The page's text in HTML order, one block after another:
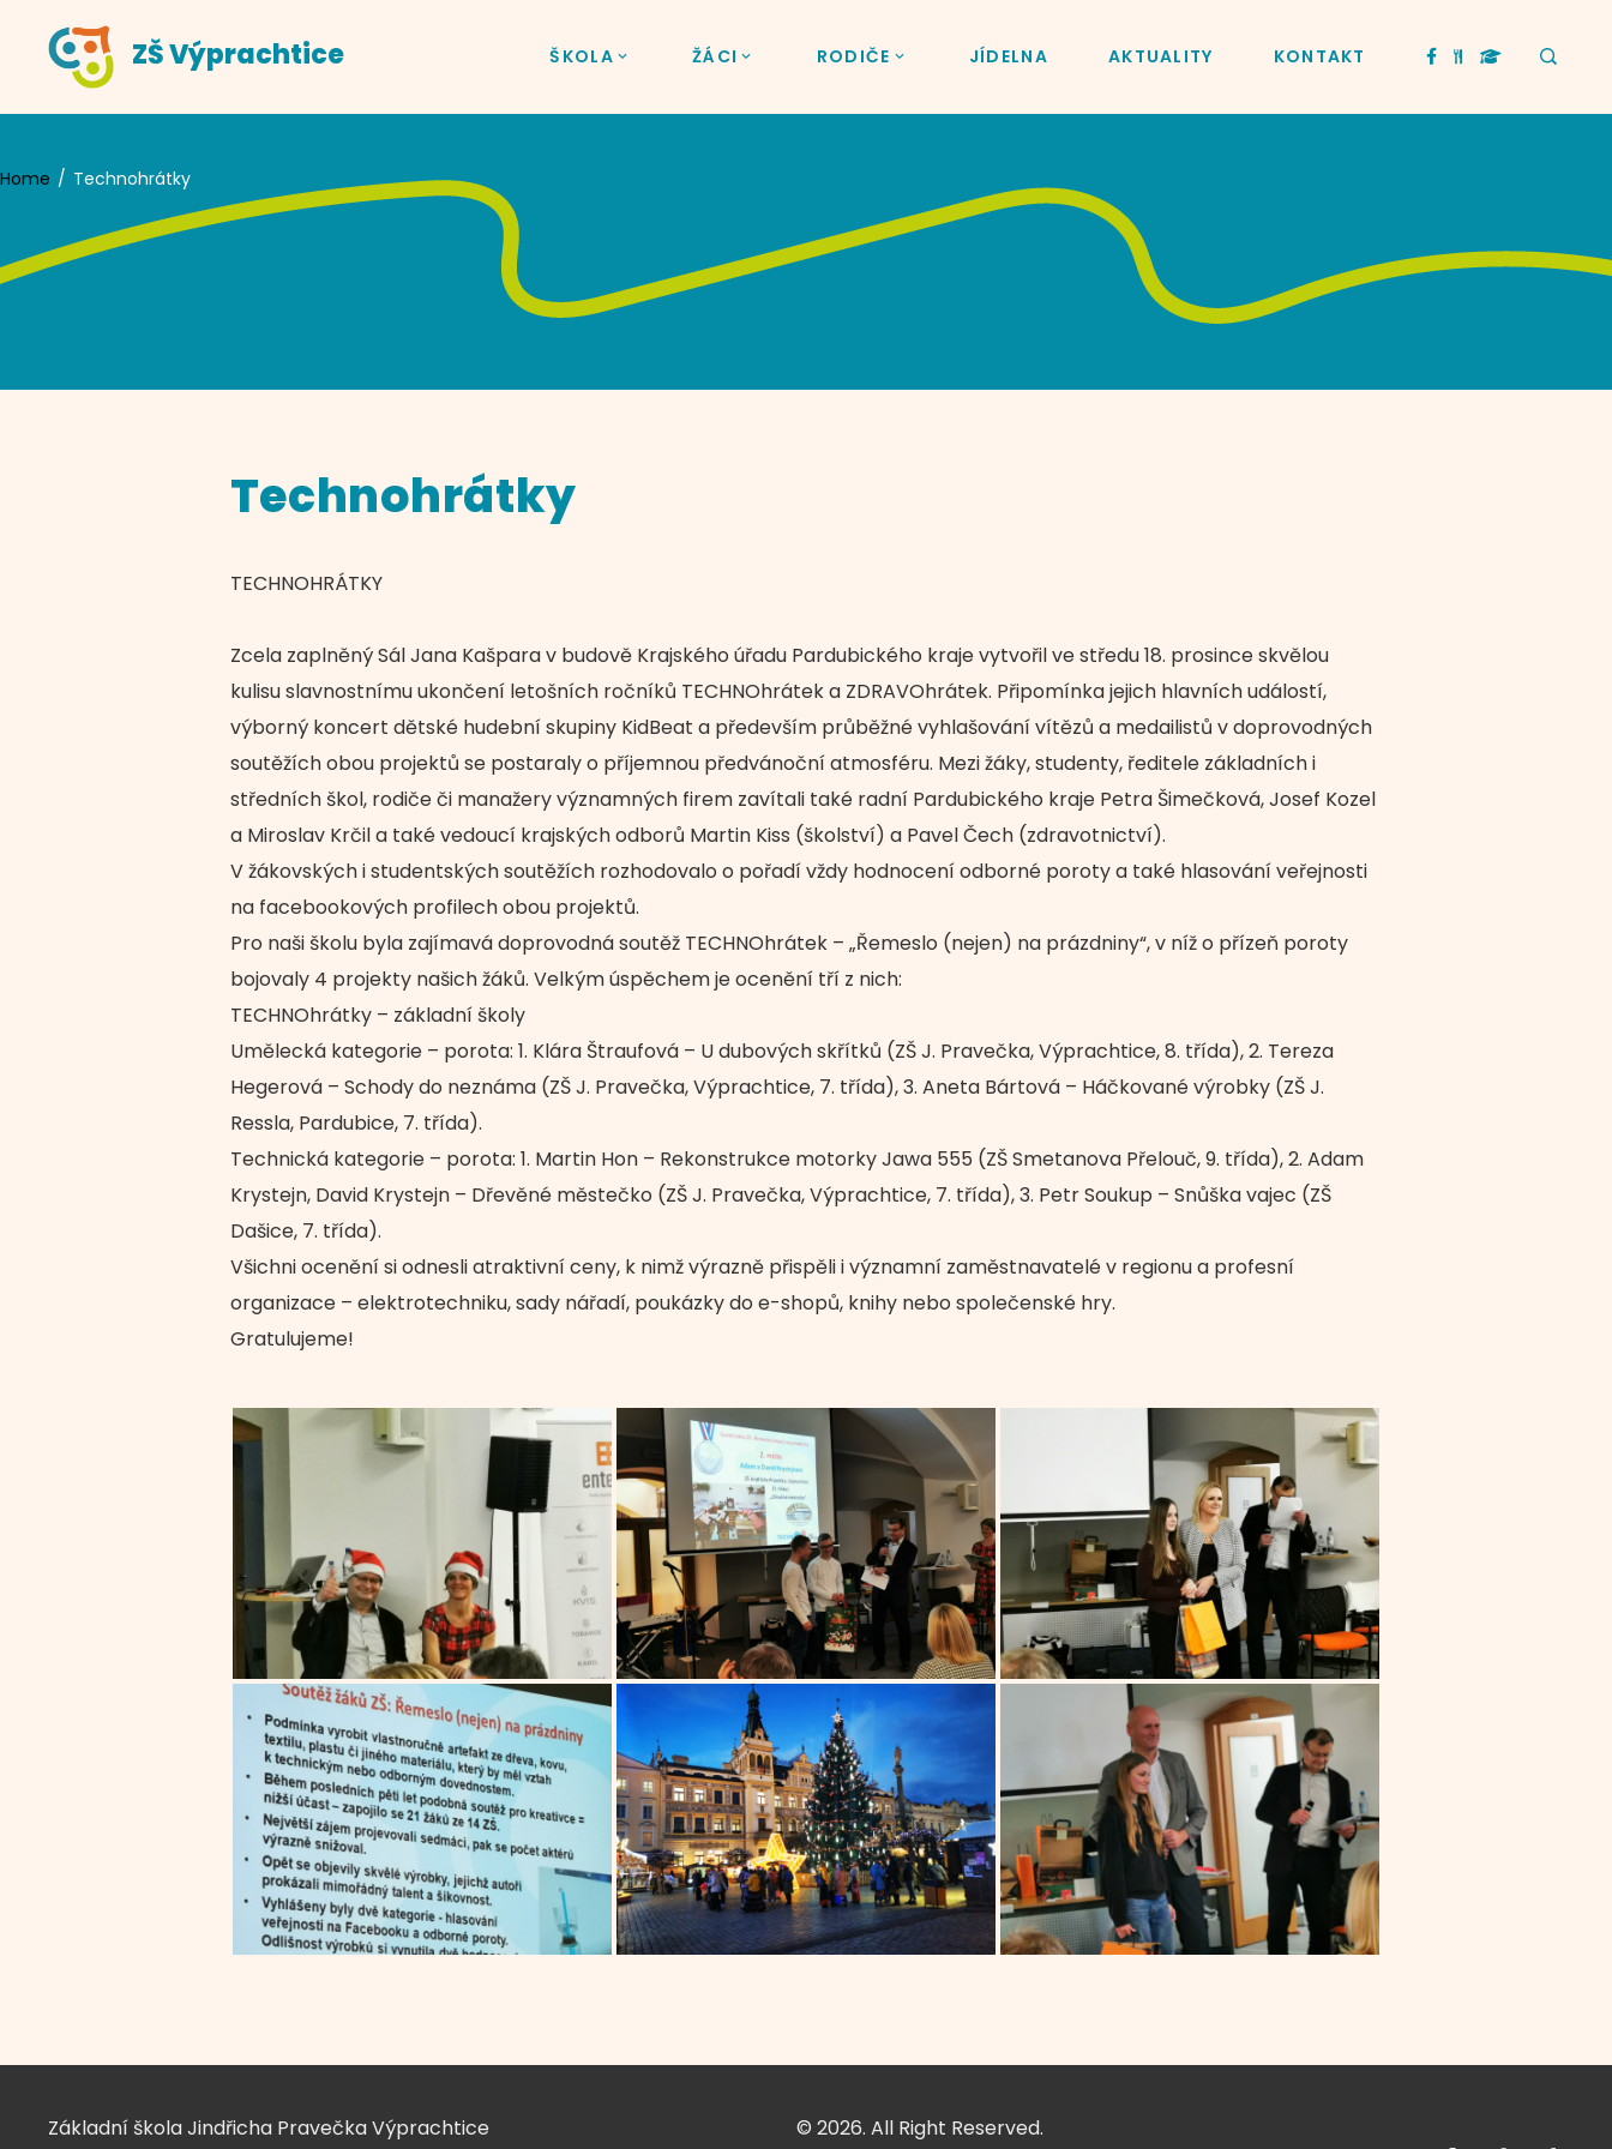
content
ZŠ Výprachtice ŠKOLA ŽÁCI RODIČE JÍDELNA AKTUALITY KONTAKT
Home Technohrátky
Technohrátky
TECHNOHRÁTKY
Zcela zaplněný Sál Jana Kašpara v budově Krajského úřadu Pardubického kraje vytvořil ve středu 18. prosince skvělou
kulisu slavnostnímu ukončení letošních ročníků TECHNOhrátek a ZDRAVOhrátek. Připomínka jejich hlavních událostí,
výborný koncert dětské hudební skupiny KidBeat a především průběžné vyhlašování vítězů a medailistů v doprovodných
soutěžích obou projektů se postaraly o příjemnou předvánoční atmosféru. Mezi žáky, studenty, ředitele základních i
středních škol, rodiče či manažery významných firem zavítali také radní Pardubického kraje Petra Šimečková, Josef Kozel
a Miroslav Krčil a také vedoucí krajských odborů Martin Kiss (školství) a Pavel Čech (zdravotnictví).
V žákovských i studentských soutěžích rozhodovalo o pořadí vždy hodnocení odborné poroty a také hlasování veřejnosti
na facebookových profilech obou projektů.
Pro naši školu byla zajímavá doprovodná soutěž TECHNOhrátek – „Řemeslo (nejen) na prázdniny“, v níž o přízeň poroty
bojovaly 4 projekty našich žáků. Velkým úspěchem je ocenění tří z nich:
TECHNOhrátky – základní školy
Umělecká kategorie – porota: 1. Klára Štraufová – U dubových skřítků (ZŠ J. Pravečka, Výprachtice, 8. třída), 2. Tereza
Hegerová – Schody do neznáma (ZŠ J. Pravečka, Výprachtice, 7. třída), 3. Aneta Bártová – Háčkované výrobky (ZŠ J.
Ressla, Pardubice, 7. třída).
Technická kategorie – porota: 1. Martin Hon – Rekonstrukce motorky Jawa 555 (ZŠ Smetanova Přelouč, 9. třída), 2. Adam
Krystejn, David Krystejn – Dřevěné městečko (ZŠ J. Pravečka, Výprachtice, 7. třída), 3. Petr Soukup – Snůška vajec (ZŠ
Dašice, 7. třída).
Všichni ocenění si odnesli atraktivní ceny, k nimž výrazně přispěli i významní zaměstnavatelé v regionu a profesní
organizace – elektrotechniku, sady nářadí, poukázky do e-shopů, knihy nebo společenské hry.
Gratulujeme!
Základní škola Jindřicha Pravečka Výprachtice
© 2026. All Right Reserved.